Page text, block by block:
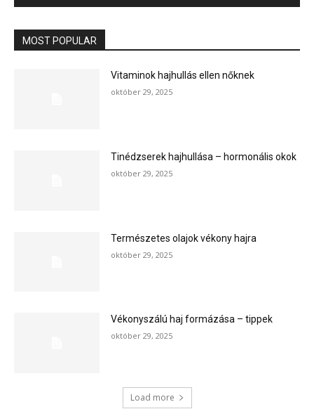
MOST POPULAR
Vitaminok hajhullás ellen nőknek
október 29, 2025
Tinédzserek hajhullása – hormonális okok
október 29, 2025
Természetes olajok vékony hajra
október 29, 2025
Vékonyszálú haj formázása – tippek
október 29, 2025
Load more